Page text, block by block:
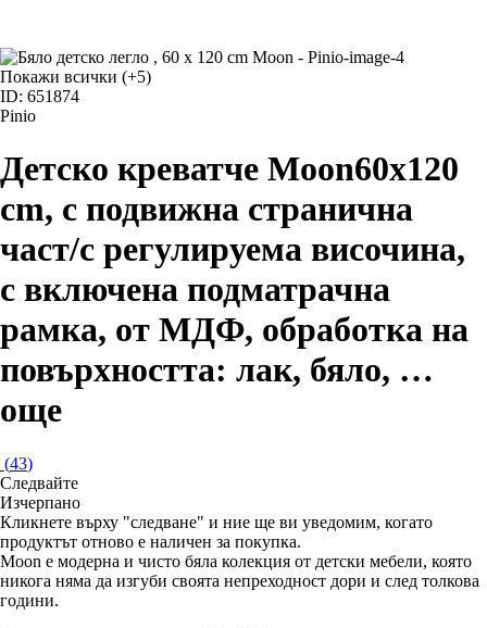
Покажи всички (+5)
ID: 651874
Pinio
Детско креватче Moon60x120
cm, с подвижна странична
част/с регулируема височина,
с включена подматрачна
рамка, от МДФ, oбработка на
повърхността: лак, бяло, …
още
(43)
Следвайте
Изчерпанo
Кликнете върху "следване" и ние ще ви уведомим, когато
продуктът отново е наличен за покупка.
Moon е модерна и чисто бяла колекция от детски мебели, която
никога няма да изгуби своята непреходност дори и след толкова
години.